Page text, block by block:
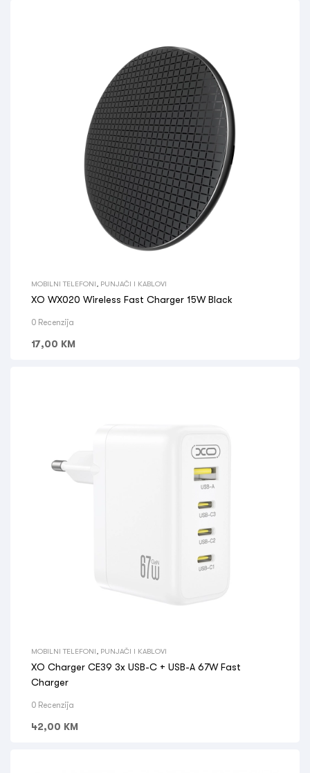
MOBILNI TELEFONI PUNJAČI I KABLOVI
XO WX020 Wireless Fast Charger 15W Black
0 Recenzija
17,00 KM
MOBILNI TELEFONI PUNJAČI I KABLOVI
XO Charger CE39 3x USB-C + USB-A 67W Fast
Charger
0 Recenzija
42,00 KM